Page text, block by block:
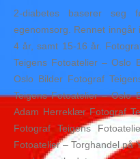
2-diabetes baserer
egenomsorg. Rennet inngår
4 år, samt 15-16 år.
Teigens Fotoatelier – Oslo
Oslo Bilder Fotograf
Teigens Fotoatelier – Oslo
Adam Herreklær Fotograf
Fotograf Teigens
Fotoatelier – Torghandel på